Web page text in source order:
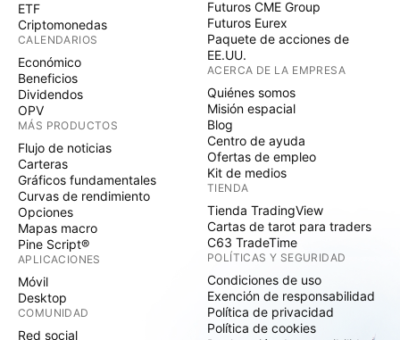
ETF
Criptomonedas
CALENDARIOS
Económico
Beneficios
Dividendos
OPV
MÁS PRODUCTOS
Flujo de noticias
Carteras
Gráficos fundamentales
Curvas de rendimiento
Opciones
Mapas macro
Pine Script®
APLICACIONES
Móvil
Desktop
COMUNIDAD
Red social
Futuros CME Group
Futuros Eurex
Paquete de acciones de
EE.UU.
ACERCA DE LA EMPRESA
Quiénes somos
Misión espacial
Blog
Centro de ayuda
Ofertas de empleo
Kit de medios
TIENDA
Tienda TradingView
Cartas de tarot para traders
C63 TradeTime
POLÍTICAS Y SEGURIDAD
Condiciones de uso
Exención de responsabilidad
Política de privacidad
Política de cookies